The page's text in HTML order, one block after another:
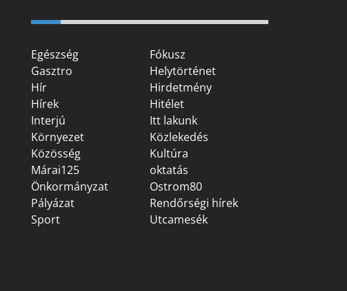
Egészség
Fókusz
Gasztro
Helytörténet
Hír
Hirdetmény
Hírek
Hitélet
Interjú
Itt lakunk
Környezet
Közlekedés
Közösség
Kultúra
Márai125
oktatás
Önkormányzat
Ostrom80
Pályázat
Rendőrségi hírek
Sport
Utcamesék